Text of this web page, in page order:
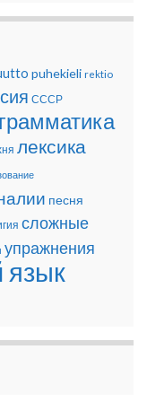
puhekieli rektio
СССР
грамматика
лексика
песня
сложные
упражнения
язык